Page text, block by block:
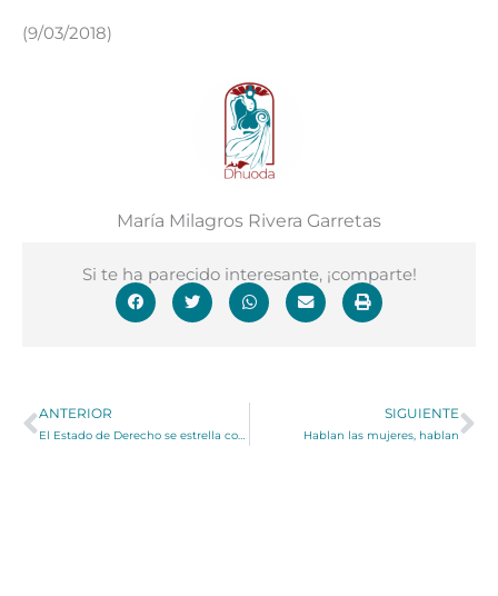
(9/03/2018)
María Milagros Rivera Garretas
Si te ha parecido interesante, ¡comparte!
ANTERIOR
El Estado de Derecho se estrella contra el final del patriarcado
SIGUIENTE
Hablan las mujeres, hablan